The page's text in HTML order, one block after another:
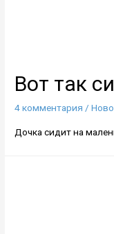
Вот так
4 комментария /
Дочка сидит на